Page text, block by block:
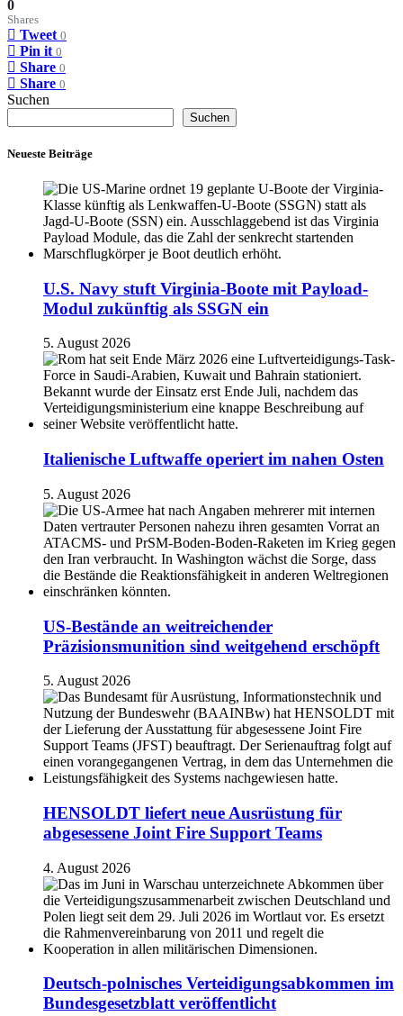
0
Shares
Tweet 0
Pin it 0
Share 0
Share 0
Suchen
Suchen
Neueste Beiträge
U.S. Navy stuft Virginia-Boote mit Payload-
Modul zukünftig als SSGN ein
5. August 2026
Italienische Luftwaffe operiert im nahen Osten
5. August 2026
US-Bestände an weitreichender
Präzisionsmunition sind weitgehend erschöpft
5. August 2026
HENSOLDT liefert neue Ausrüstung für
abgesessene Joint Fire Support Teams
4. August 2026
Deutsch-polnisches Verteidigungsabkommen im
Bundesgesetzblatt veröffentlicht